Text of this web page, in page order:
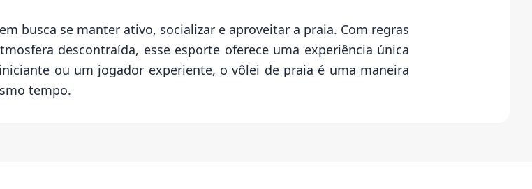
busca se manter ativo, socializar e aproveitar a praia. Com regras
descontraída, esse esporte oferece uma experiência única
ou um jogador experiente, o vôlei de praia é uma maneira
tempo.